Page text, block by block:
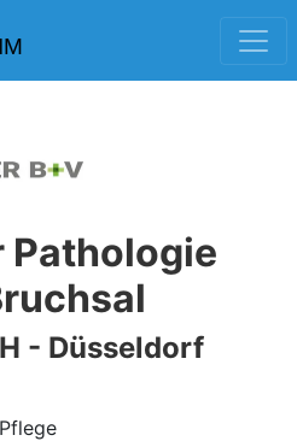
Pathologie
- Düsseldorf